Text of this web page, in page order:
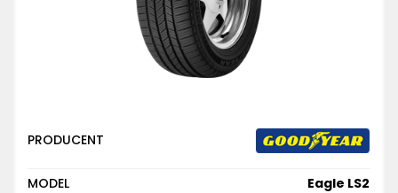
PRODUCENT
MODEL
Eagle LS2